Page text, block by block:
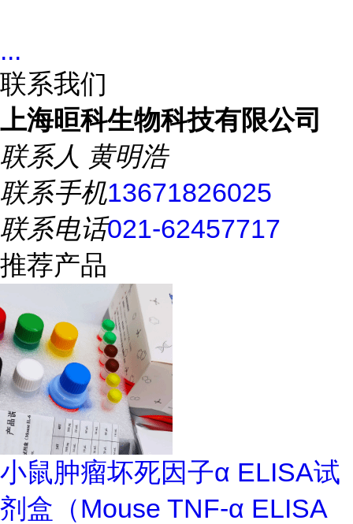
...
联系我们
上海晅科生物科技有限公司
联系人 黄明浩
联系手机13671826025
联系电话021-62457717
推荐产品
小鼠肿瘤坏死因子α ELISA试
剂盒（Mouse TNF-α ELISA